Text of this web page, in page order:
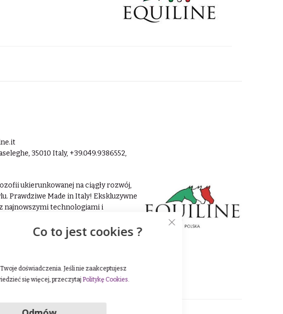
35010 Italy, +39.049.9386552,
ukierunkowanej na ciągły rozwój,
Prawdziwe Made in Italy! Ekskluzywne
najnowszymi technologiami i
Nowoczesna odzież jeździecka
wykonania.
wybitną jakość wykonania znajdzie
Co to jest cookies ?
doświadczenia. Jeśli nie zaakceptujesz
się więcej, przeczytaj Politykę Cookies.